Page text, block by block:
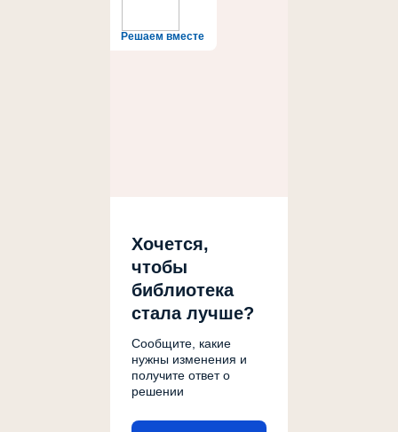
Решаем вместе
Хочется,
чтобы
библиотека
стала лучше?
Сообщите, какие
нужны изменения и
получите ответ о
решении